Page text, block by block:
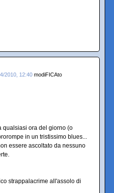
2010, 12:40 modiFICAto
qualsiasi ora del giorno (o
in un tristissimo blues...
essere ascoltato da nessuno
strappalacrime all'assolo di